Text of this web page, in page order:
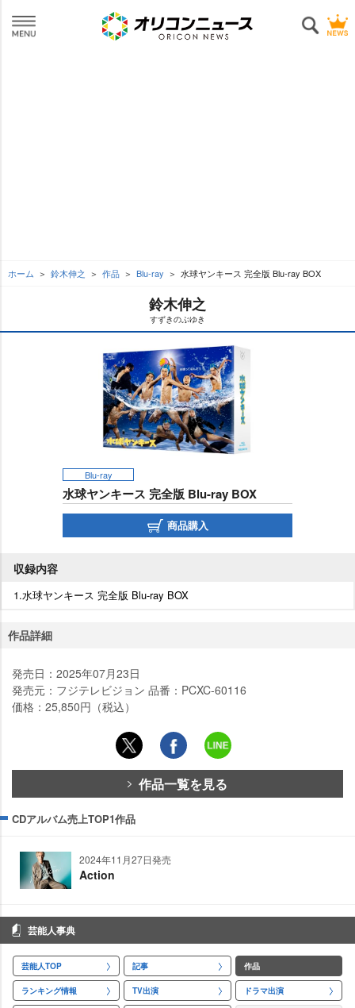
ホーム 鈴木伸之 作品 Blu-ray 水球ヤンキース 完全版 Blu-ray BOX
鈴木伸之
すずきのぶゆき
Blu-ray
水球ヤンキース 完全版 Blu-ray BOX
商品購入
収録内容
1.水球ヤンキース 完全版 Blu-ray BOX
作品詳細
発売日：2025年07月23日
発売元：フジテレビジョン 品番：PCXC-60116
価格：25,850円（税込）
作品一覧を見る
CDアルバム売上TOP1作品
2024年11月27日発売
Action
芸能人事典
芸能人TOP 記事 作品
ランキング情報 TV出演 ドラマ出演